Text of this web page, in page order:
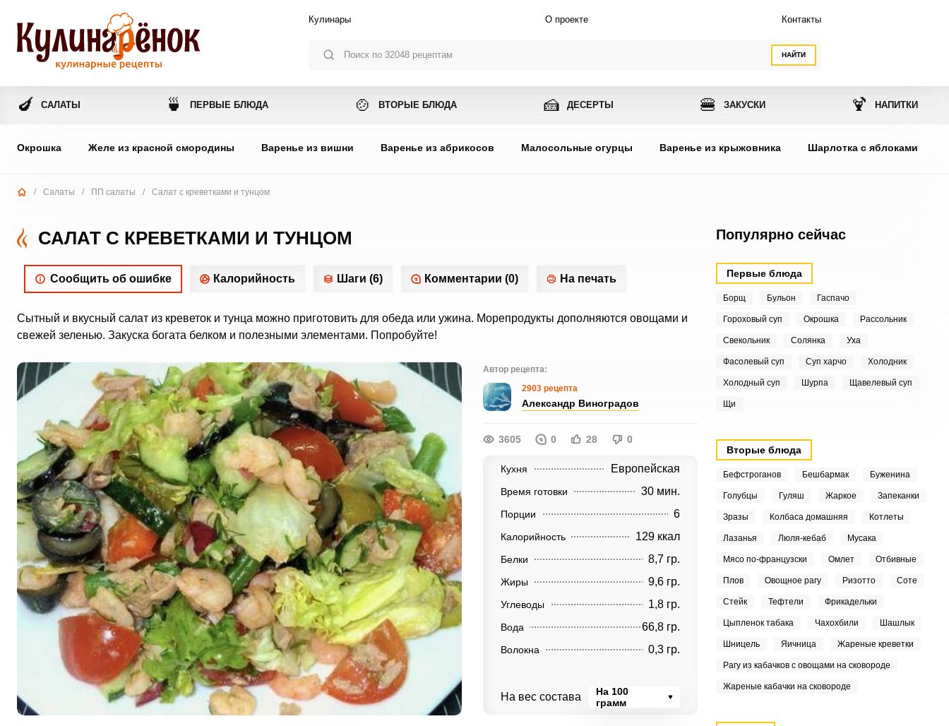
НАЙТИ
Кулинары О проекте Контакты
🍆 САЛАТЫ 🍵 ПЕРВЫЕ БЛЮДА 🍲 ВТОРЫЕ БЛЮДА 🍰 ДЕСЕРТЫ 🍔 ЗАКУСКИ 🍹 НАПИТКИ
Окрошка Желе из красной смородины Варенье из вишни Варенье из абрикосов Малосольные огурцы Варенье из крыжовника Шарлотка с яблоками
/ Салаты / ПП салаты / Салат с креветками и тунцом
САЛАТ С КРЕВЕТКАМИ И ТУНЦОМ
Сообщить об ошибке Калорийность Шаги (6) Комментарии (0) На печать
Сытный и вкусный салат из креветок и тунца можно приготовить для обеда или ужина. Морепродукты дополняются овощами и
свежей зеленью. Закуска богата белком и полезными элементами. Попробуйте!
Автор рецепта:
2903 рецепта
Александр Виноградов
3605 0 28 0
Кухня Европейская
Время готовки 30 мин.
Порции 6
Калорийность 129 ккал
Белки 8,7 гр.
Жиры 9,6 гр.
Углеводы 1,8 гр.
Вода 66,8 гр.
Волокна 0,3 гр.
На вес состава
На 100
грамм
Популярно сейчас
Первые блюда
Борщ Бульон Гаспачо
Гороховый суп Окрошка Рассольник
Свекольник Солянка Уха
Фасолевый суп Суп харчо Холодник
Холодный суп Шурпа Щавелевый суп
Щи
Вторые блюда
Бефстроганов Бешбармак Буженина
Голубцы Гуляш Жаркое Запеканки
Зразы Колбаса домашняя Котлеты
Лазанья Люля-кебаб Мусака
Мясо по-французски Омлет Отбивные
Плов Овощное рагу Ризотто Соте
Стейк Тефтели Фрикадельки
Цыпленок табака Чахохбили Шашлык
Шницель Яичница Жареные креветки
Рагу из кабачков с овощами на сковороде
Жареные кабачки на сковороде